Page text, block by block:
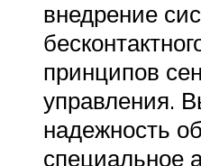
внедрение
принципов
управления.
надежность
специальное